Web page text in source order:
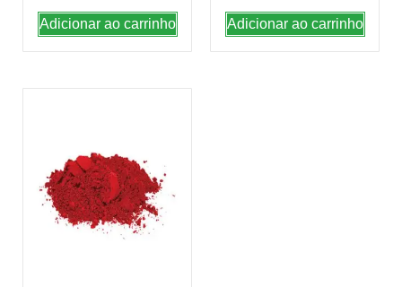
Adicionar ao carrinho Adicionar ao carrinho